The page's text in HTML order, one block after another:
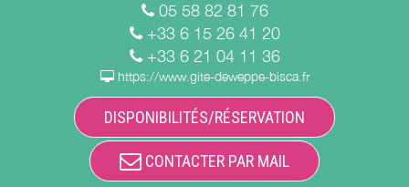
05 58 82 81 76
+33 6 15 26 41 20
+33 6 21 04 11 36
https://www.gite-deweppe-bisca.fr
DISPONIBILITÉS/RÉSERVATION
CONTACTER PAR MAIL